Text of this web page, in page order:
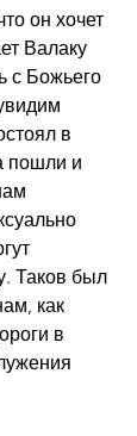
он хочет
Валаку
с Божьего
в
пошли и
Таков был
как
в